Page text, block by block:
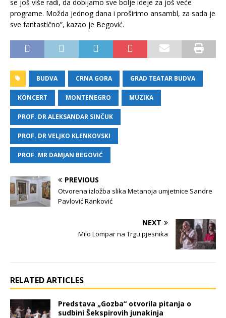
se još više radi, da dobijamo sve bolje ideje za još veće
programe. Možda jednog dana i proširimo ansambl, za sada je
sve fantastično”, kazao je Begović.
BUDVA CRNA GORA GRAD TEATAR BUDVA
KONCERT MONTENEGRO MUZIKA
PROF. DR ALEKSANDAR SINČUK
PROF. DR VELJKO KLENKOVSKI
PROF. MR DAMJAN BEGOVIĆ
PREVIOUS
Otvorena izložba slika Metanoja umjetnice Sandre
Pavlović Ranković
NEXT
Milo Lompar na Trgu pjesnika
RELATED ARTICLES
Predstava „Gozba“ otvorila pitanja o
sudbini Šekspirovih junakinja